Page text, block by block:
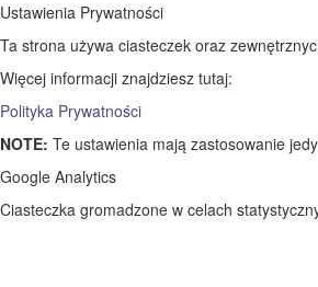
Ustawienia Prywatności
Ta strona używa ciasteczek oraz
Więcej informacji znajdziesz tutaj:
Polityka Prywatności
NOTE: Te ustawienia mają zastosowanie
Google Analytics
Ciasteczka gromadzone w celach